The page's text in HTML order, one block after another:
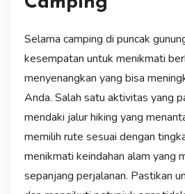
Selama camping di puncak
kesempatan untuk menikmati
menyenangkan yang bisa
Anda. Salah satu aktivitas yang
mendaki jalur hiking yang
memilih rute sesuai dengan
menikmati keindahan alam yang
sepanjang perjalanan. Pastikan